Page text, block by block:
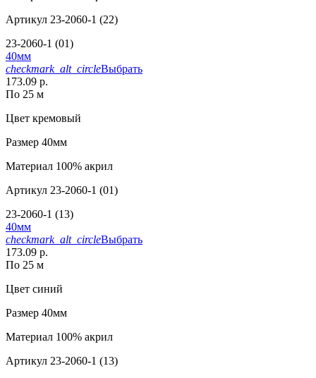
Артикул 23-2060-1 (22)
23-2060-1 (01)
40мм
checkmark_alt_circleВыбрать
173.09 р.
По 25 м
Цвет кремовый
Размер 40мм
Материал 100% акрил
Артикул 23-2060-1 (01)
23-2060-1 (13)
40мм
checkmark_alt_circleВыбрать
173.09 р.
По 25 м
Цвет синий
Размер 40мм
Материал 100% акрил
Артикул 23-2060-1 (13)